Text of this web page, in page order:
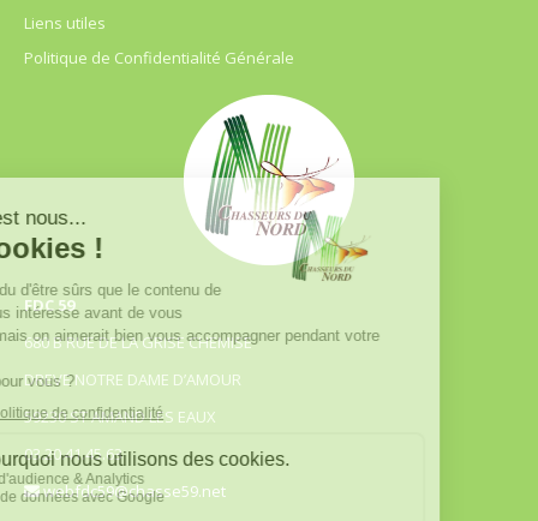
Liens utiles
Politique de Confidentialité Générale
FDC 59
680 B RUE DE LA GRISE CHEMISE
DREVE NOTRE DAME D’AMOUR
59230 ST AMAND LES EAUX
03.20.41.45.63
webfdc59@chasse59.net